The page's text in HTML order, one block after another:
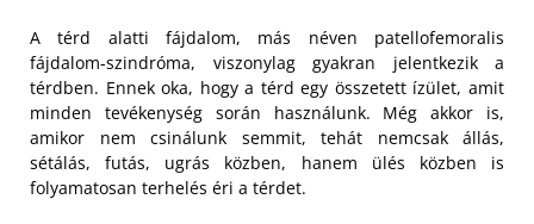
A térd alatti fájdalom, más néven patellofemoralis
fájdalom-szindróma, viszonylag gyakran jelentkezik a
térdben. Ennek oka, hogy a térd egy összetett ízület, amit
minden tevékenység során használunk. Még akkor is,
amikor nem csinálunk semmit, tehát nemcsak állás,
sétálás, futás, ugrás közben, hanem ülés közben is
folyamatosan terhelés éri a térdet.